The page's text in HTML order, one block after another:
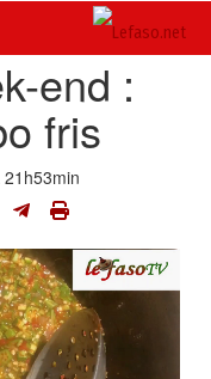
end :
fris